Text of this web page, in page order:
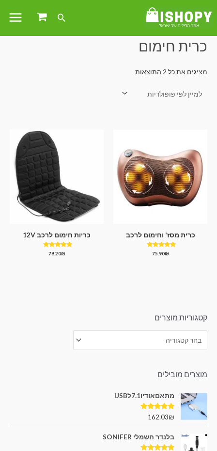
קטגוריות מוצרים
מוצרים מובילים
מתאםאודיו7.1לUSB
דורג5.00
162.03₪
בלנדר חשמלי SONIFER
עמוד הבית/ מוצרים המתויגים “כרית חימום”
כרית חימום
מציגים את כל ⁦2⁩ התוצאות
כרית מסז' וחימום לרכב
דורג
75.90₪
כריות חימום לרכב 12V
דורג
78.20₪